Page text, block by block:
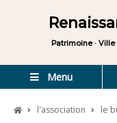
Patrimoine ·
Menu
l'association le